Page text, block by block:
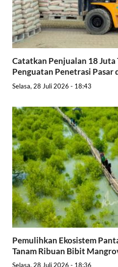
Catatkan Penjualan 18 Juta
Penguatan Penetrasi Pasar
Selasa, 28 Juli 2026 - 18:43
Pemulihkan Ekosistem
Tanam Ribuan Bibit
Selasa, 28 Juli 2026 - 18:36